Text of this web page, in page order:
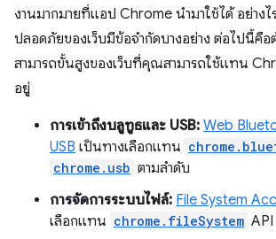
งานมากมายที่แอป Chrome นำมาใช้ได้ อย่าง
ปลอดภัยของเว็บมีข้อจํากัดบางอย่าง ต่อไปนี้คือ
สามารถขั้นสูงของเว็บที่คุณสามารถใช้แทน
อยู่
การเข้าถึงบลูทูธและ USB: Web
USB เป็นทางเลือกแทน
chrome.usb ตามลำดับ
การจัดการระบบไฟล์: File System
เลือกแทน chrome.fileSystem API